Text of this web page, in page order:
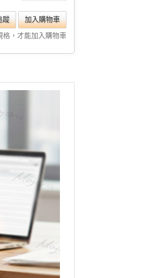
蹤 加入購物車
格，才能加入購物車